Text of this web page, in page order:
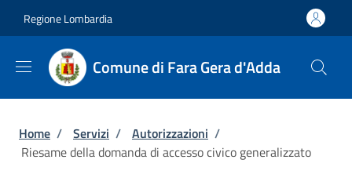
Regione Lombardia
Comune di Fara Gera d'Adda
Briciole di pane
Home / Servizi / Autorizzazioni /
Riesame della domanda di accesso civico generalizzato